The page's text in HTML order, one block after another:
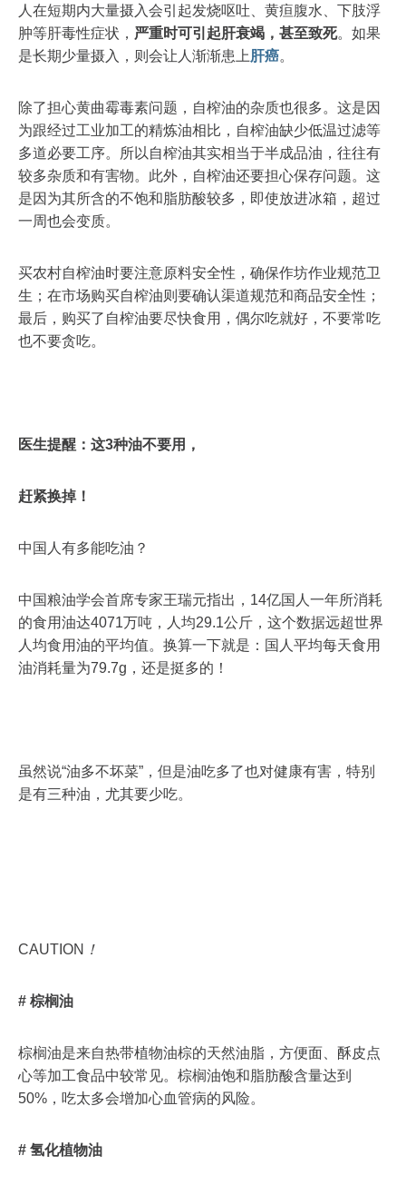
人在短期内大量摄入会引起发烧呕吐、黄疸腹水、下肢浮
肿等肝毒性症状， 严重时可引起肝衰竭，甚至致死。如果
是长期少量摄入，则会让人渐渐患上肝癌。
除了担心黄曲霉毒素问题，自榨油的杂质也很多。这是因
为跟经过工业加工的精炼油相比，自榨油缺少低温过滤等
多道必要工序。所以自榨油其实相当于半成品油，往往有
较多杂质和有害物。此外，自榨油还要担心保存问题。这
是因为其所含的不饱和脂肪酸较多，即使放进冰箱，超过
一周也会变质。
买农村自榨油时要注意原料安全性，确保作坊作业规范卫
生；在市场购买自榨油则要确认渠道规范和商品安全性；
最后，购买了自榨油要尽快食用，偶尔吃就好，不要常吃
也不要贪吃。
医生提醒：这3种油不要用，
赶紧换掉！
中国人有多能吃油？
中国粮油学会首席专家王瑞元指出，14亿国人一年所消耗
的食用油达4071万吨，人均29.1公斤，这个数据远超世界
人均食用油的平均值。换算一下就是：国人平均每天食用
油消耗量为79.7g，还是挺多的！
虽然说“油多不坏菜”，但是油吃多了也对健康有害，特别
是有三种油，尤其要少吃。
CAUTION ！
# 棕榈油
棕榈油是来自热带植物油棕的天然油脂，方便面、酥皮点
心等加工食品中较常见。棕榈油饱和脂肪酸含量达到
50%，吃太多会增加心血管病的风险。
# 氢化植物油